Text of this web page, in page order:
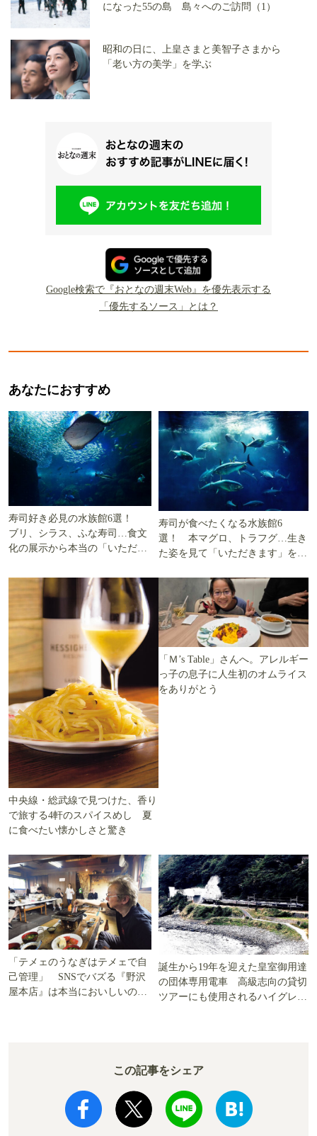
になった55の島 島々へのご訪問（1）
昭和の日に、上皇さまと美智子さまから
「老い方の美学」を学ぶ
Google検索で『おとなの週末Web』を優先表示する
「優先するソース」とは？
あなたにおすすめ
寿司好き必見の水族館6選！
ブリ、シラス、ふな寿司…食文
化の展示から本当の「いただき
寿司が食べたくなる水族館6
選！ 本マグロ、トラフグ…生き
た姿を見て「いただきます」を考
中央線・総武線で見つけた、香り
で旅する4軒のスパイスめし 夏
に食べたい懐かしさと驚き
「Ｍ’s Table」さんへ。アレルギー
っ子の息子に人生初のオムライス
をありがとう
「テメェのうなぎはテメェで自
己管理」 SNSでバズる『野沢
屋本店』は本当においしいの
誕生から19年を迎えた皇室御用達
の団体専用電車 高級志向の貸切
ツアーにも使用されるハイグレー
この記事をシェア